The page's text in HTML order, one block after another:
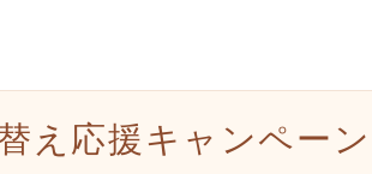
え応援キャンペーン